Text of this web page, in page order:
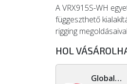
A VRX915S-WH
függeszthető
rigging
HOL
Global Dj Shop